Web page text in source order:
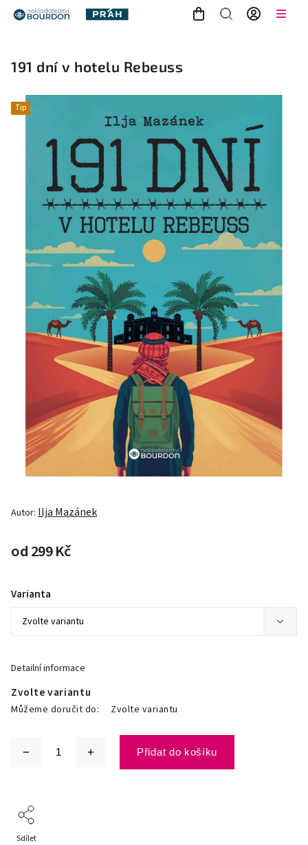
191 dní v hotelu Rebeuss
Tip
Autor: Ilja Mazánek
od299 Kč
Zvolte variantu
Můžeme doručit do: Zvolte variantu
Varianta
Přidat do košíku
Detailní informace
Sdílet